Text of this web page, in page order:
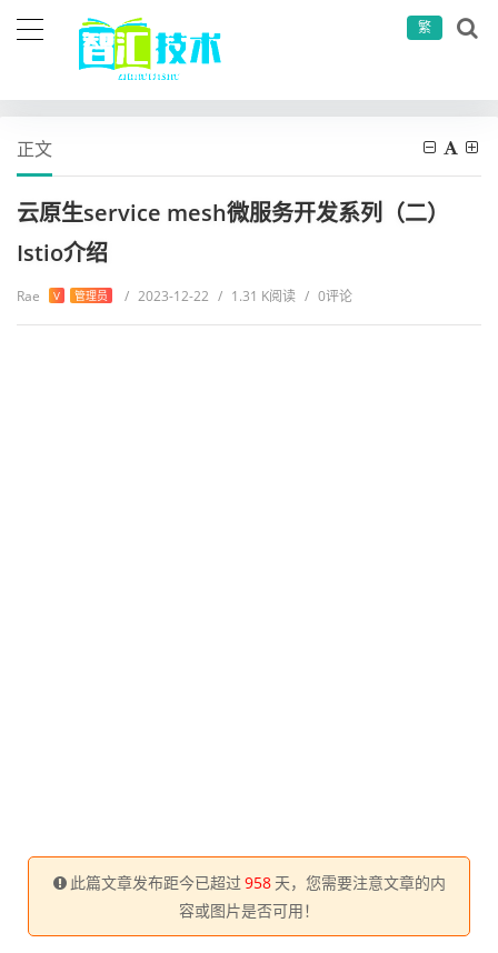
繁
正文
云原生service mesh微服务开发系列（二）
Istio介绍
Rae V 管理员 / 2023-12-22 / 1.31 K阅读 / 0评论
此篇文章发布距今已超过 958 天，您需要注意文章的内
容或图片是否可用！